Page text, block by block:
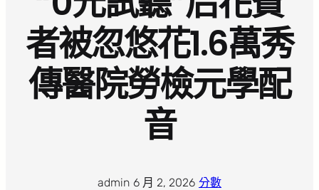
者被忽悠花1.6萬秀
傳醫院勞檢元學配
音
admin 6 月 2, 2026 分數